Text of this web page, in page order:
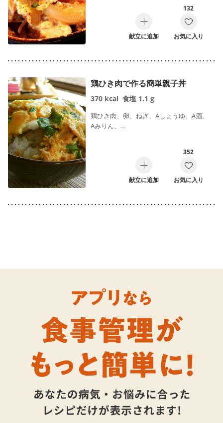
献立に追加
132
お気に入り
鶏ひき肉で作る簡単親子丼
370 kcal 食塩 1.1 g
鶏ひき肉、卵、ねぎ、Aしょうゆ、A酒、
Aみりん、…
献立に追加
352
お気に入り